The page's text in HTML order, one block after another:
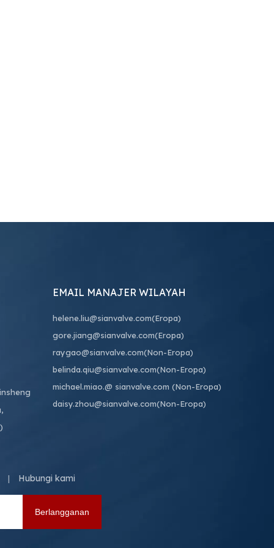
EMAIL MANAJER WILAYAH
helene.liu@sianvalve.com(Eropa)
gore.jiang@sianvalve.com(Eropa)
raygao@sianvalve.com(Non-Eropa)
belinda.qiu@sianvalve.com(Non-Eropa)
michael.miao.@ sianvalve.com (Non-Eropa)
daisy.zhou@sianvalve.com(Non-Eropa)
| Hubungi kami
Berlangganan